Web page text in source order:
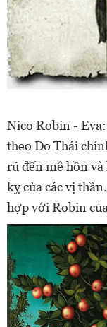
Nico Robin -
theo Do Thái
rũ đến mê hồn
kỵ của các vị
hợp với Robin